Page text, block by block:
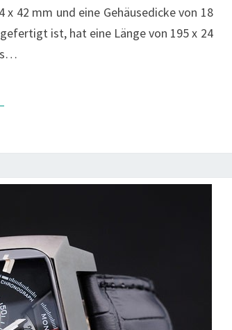
42 mm und eine Gehäusedicke von 18
ist, hat eine Länge von 195 x 24